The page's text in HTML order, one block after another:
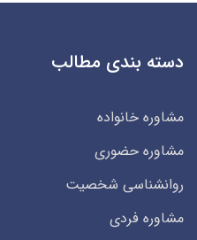
دسته بندی مطالب
مشاوره خانواده
مشاوره حضوری
روانشناسی شخصیت
مشاوره فردی